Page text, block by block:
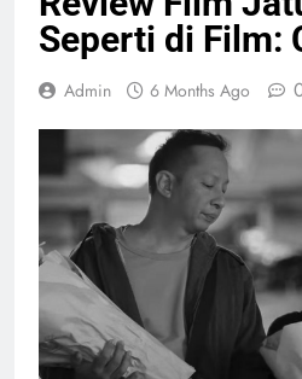
Seperti di Film:
Admin 6 Months Ago